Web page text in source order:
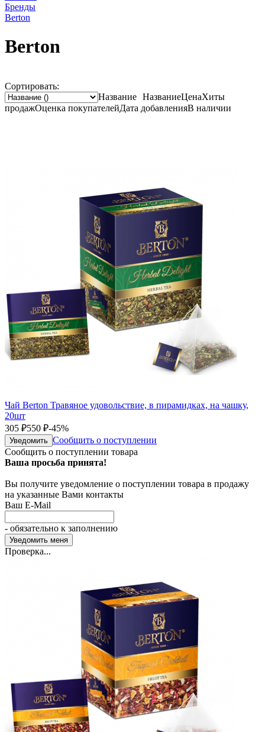
Бренды
Berton
Berton
Сортировать:
Название НазваниеЦенаХиты
продажОценка покупателейДата добавленияВ наличии
Чай Berton Травяное удовольствие, в пирамидках, на чашку,
20шт
305 ₽550 ₽-45%
Уведомить Сообщить о поступлении
Сообщить о поступлении товара
Ваша просьба принята!
Вы получите уведомление о поступлении товара в продажу
на указанные Вами контакты
Ваш E-Mail
- обязательно к заполнению
Проверка...